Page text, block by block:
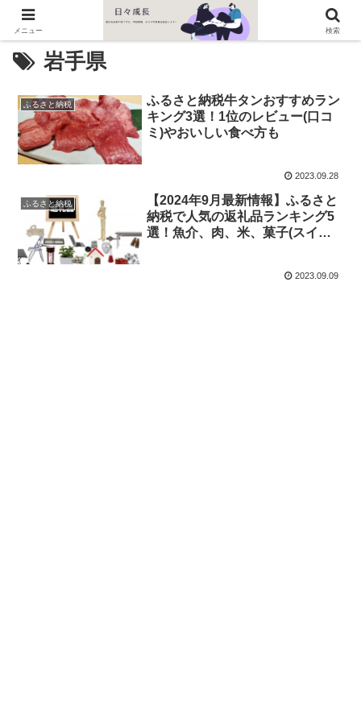
岩手県
ふるさと納税
ふるさと納税牛タンおすすめラン
キング3選！1位のレビュー(口コ
ミ)やおいしい食べ方も
2023.09.28
ふるさと納税
【2024年9月最新情報】ふるさと
納税で人気の返礼品ランキング5
選！魚介、肉、米、菓子(スイー
2023.09.09
メニュー 検索